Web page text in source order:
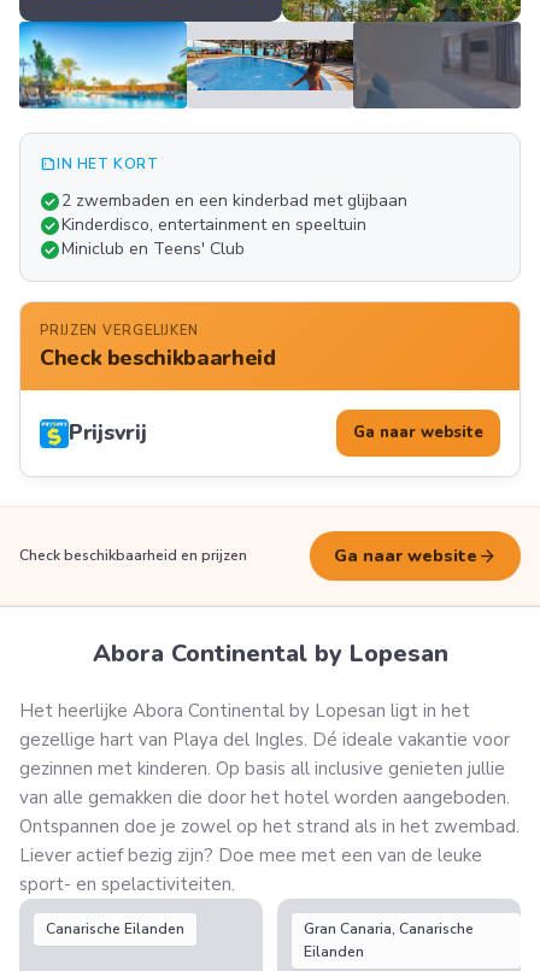
FOTO'S
summarizeIN HET KORT
check_circle2 zwembaden en een kinderbad met glijbaan
check_circleKinderdisco, entertainment en speeltuin
check_circleMiniclub en Teens' Club
PRIJZEN VERGELIJKEN
Check beschikbaarheid
Prijsvrij Ga naar website
Check beschikbaarheid en prijzen Ga naar website arrow_forward
Abora Continental by Lopesan
Het heerlijke Abora Continental by Lopesan ligt in het
gezellige hart van Playa del Ingles. Dé ideale vakantie voor
gezinnen met kinderen. Op basis all inclusive genieten jullie
van alle gemakken die door het hotel worden aangeboden.
Ontspannen doe je zowel op het strand als in het zwembad.
Liever actief bezig zijn? Doe mee met een van de leuke
sport- en spelactiviteiten.
Canarische Eilanden
Gran Canaria, Canarische
Eilanden